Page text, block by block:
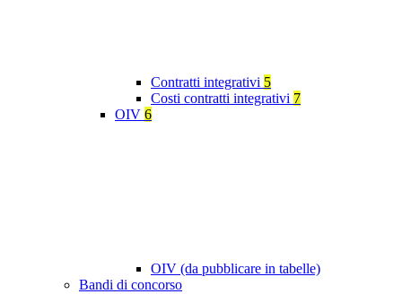
Contratti integrativi 5
Costi contratti integrativi 7
OIV 6
OIV (da pubblicare in tabelle)
Bandi di concorso